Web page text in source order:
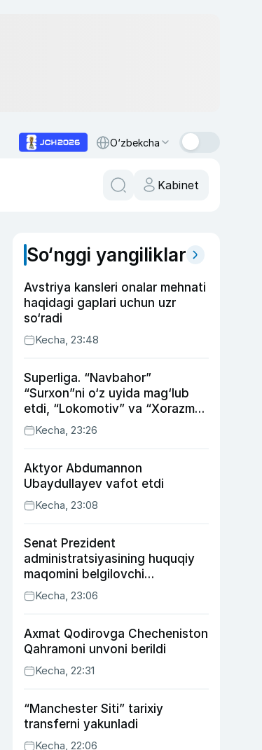
O‘zbekcha
Kabinet
So‘nggi yangiliklar
Avstriya kansleri onalar mehnati
haqidagi gaplari uchun uzr
so‘radi
Kecha, 23:48
Superliga. “Navbahor”
“Surxon”ni o‘z uyida mag‘lub
etdi, “Lokomotiv” va “Xorazm”
uyda g‘alaba qozondi
Kecha, 23:26
Aktyor Abdu­mannon
Ubaydullayev vafot etdi
Kecha, 23:08
Senat Prezident
administratsiyasining huquqiy
maqomini belgilovchi
konstitutsiyaviy qonunni
ma’qulladi
Kecha, 23:06
Axmat Qodirovga Checheniston
Qahramoni unvoni berildi
Kecha, 22:31
“Manchester Siti” tarixiy
transferni yakunladi
Kecha, 22:06